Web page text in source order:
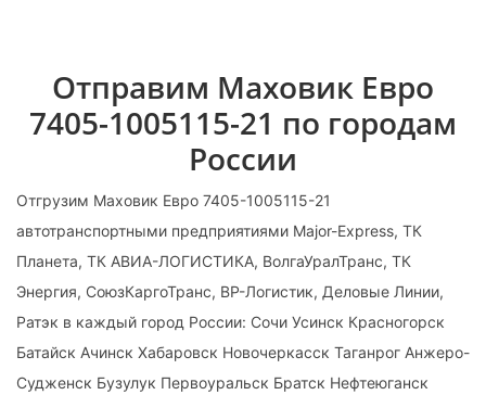
Отправим Маховик Евро
7405-1005115-21 по городам
России
Отгрузим Маховик Евро 7405-1005115-21
автотранспортными предприятиями Major-Express, ТК
Планета, ТК АВИА-ЛОГИСТИКА, ВолгаУралТранс, ТК
Энергия, СоюзКаргоТранс, ВР-Логистик, Деловые Линии,
Ратэк в каждый город России: Сочи Усинск Красногорск
Батайск Ачинск Хабаровск Новочеркасск Таганрог Анжеро-
Судженск Бузулук Первоуральск Братск Нефтеюганск